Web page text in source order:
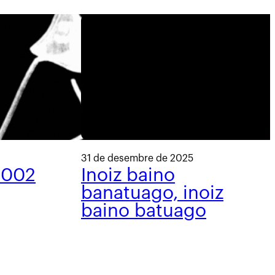
002
31 de desembre de 2025
Inoiz baino
banatuago, inoiz
baino batuago